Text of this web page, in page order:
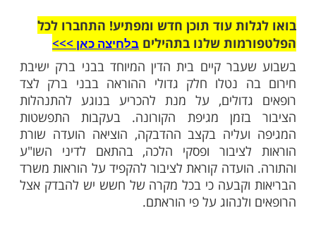
עוד תוכן חדש ומפתיע! התחברו לכל
שלנו בתהילים בלחיצה כאן >>>​
קיים בית הדין המיוחד בבני ברק ישיבת
נטלו חלק גדולי ההוראה בבני ברק לצד